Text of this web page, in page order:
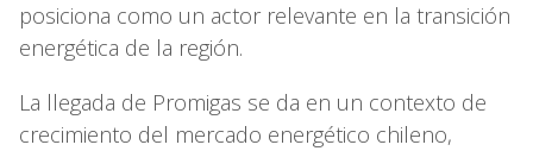
posiciona como un actor relevante en la transición
energética de la región.
La llegada de Promigas se da en un contexto de
crecimiento del mercado energético chileno,